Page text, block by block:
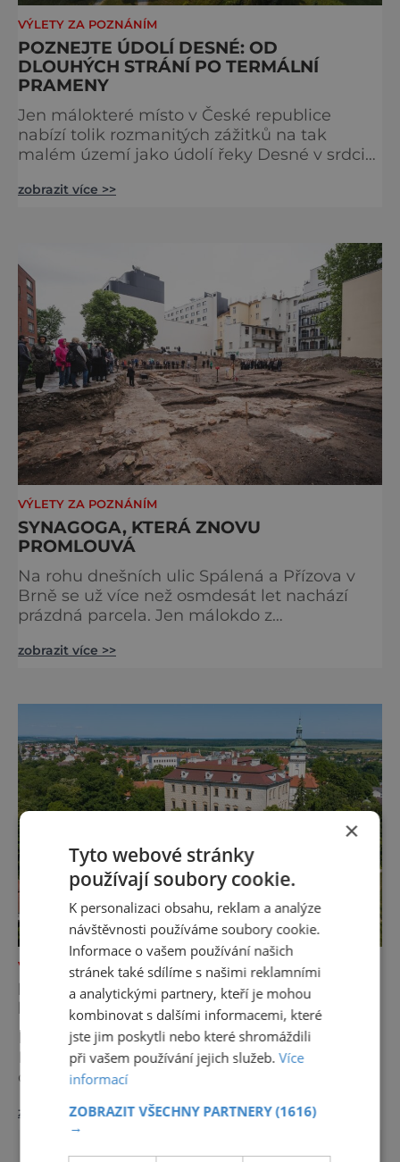
VÝLETY ZA POZNÁNÍM
POZNEJTE ÚDOLÍ DESNÉ: OD
DLOUHÝCH STRÁNÍ PO TERMÁLNÍ
PRAMENY
Jen málokteré místo v České republice
nabízí tolik rozmanitých zážitků na tak
malém území jako údolí řeky Desné v srdci
nahlédnout do útrob jedné z
na koloběžce a den zakončit poznáváním
památek ve Velkých Losinách nebo v
termálním parku. [caption
id="attachment_92379" align="
zobrazit více >>
VÝLETY ZA POZNÁNÍM
SYNAGOGA, KTERÁ ZNOVU
PROMLOUVÁ
Na rohu dnešních ulic Spálená a Přízova v
Brně se už více než osmdesát let nachází
prázdná parcela. Jen málokdo z
z největších synagog v českých zemích –
Velká synagoga byla slavnostně otevřena v
roce 1856, v době, kdy se město proměňovalo
v p
zobrazit více >>
VÝLETY ZA POZNÁNÍM
EXKURZE DO DĚJIN NA ZÁMKU
BENÁTKY NAD JIZEROU
Dominantou města je barokní zámek
Benátky nad Jizerou, v jehož zdech se psaly
dějiny a pobývali skuteční velikáni.
tu prováděl svá slavná astronomická měření
a za zavřenými dveřmi laboratoří hledal
elixíry pro lidstvo. Došlo zde i k osudové
zobrazit více >>
×
Tyto webové stránky
používají soubory cookie.
K personalizaci obsahu, reklam a analýze
návštěvnosti používáme soubory cookie.
Informace o vašem používání našich
stránek také sdílíme s našimi reklamními
a analytickými partnery, kteří je mohou
kombinovat s dalšími informacemi, které
jste jim poskytli nebo které shromáždili
při vašem používání jejich služeb.Více
informací
ZOBRAZIT VŠECHNY PARTNERY(1616)
→